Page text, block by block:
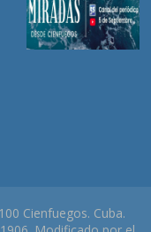
Cienfuegos. Cuba.